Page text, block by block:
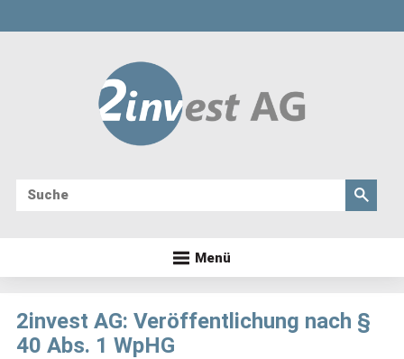
Menü
2invest AG: Veröffentlichung nach §
40 Abs. 1 WpHG